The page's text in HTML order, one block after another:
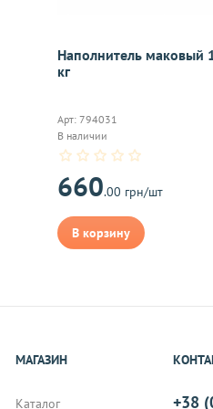
Наполнитель маковый
кг
Арт: 794031
В наличии
660.00 грн/шт
В корзину
МАГАЗИН
Каталог +38